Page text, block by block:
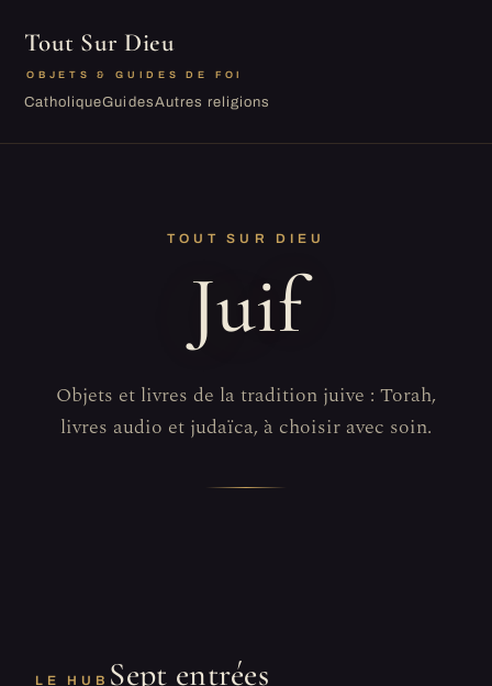
Tout Sur Dieu
OBJETS & GUIDES DE FOI
CatholiqueGuidesAutres religions
TOUT SUR DIEU
Juif
Objets et livres de la tradition juive : Torah,
livres audio et judaïca, à choisir avec soin.
LE HUB Sept entrées